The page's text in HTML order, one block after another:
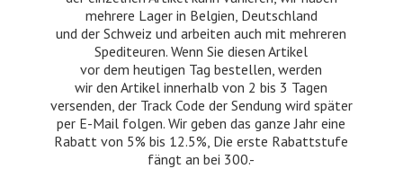
mehrere Lager in Belgien, Deutschland
und der Schweiz und arbeiten auch mit mehreren
Spediteuren. Wenn Sie diesen Artikel
vor dem heutigen Tag bestellen, werden
wir den Artikel innerhalb von 2 bis 3 Tagen
versenden, der Track Code der Sendung wird später
per E-Mail folgen. Wir geben das ganze Jahr eine
Rabatt von 5% bis 12.5%, Die erste Rabattstufe
fängt an bei 300.-